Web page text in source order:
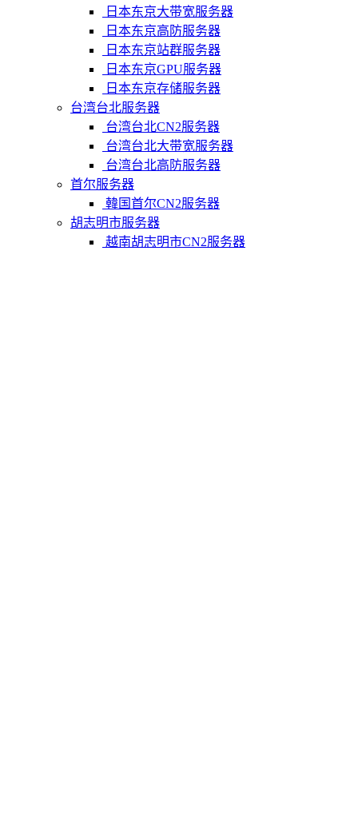
日本东京大带宽服务器
日本东京高防服务器
日本东京站群服务器
日本东京GPU服务器
日本东京存储服务器
台湾台北服务器
台湾台北CN2服务器
台湾台北大带宽服务器
台湾台北高防服务器
首尔服务器
韓国首尔CN2服务器
胡志明市服务器
越南胡志明市CN2服务器